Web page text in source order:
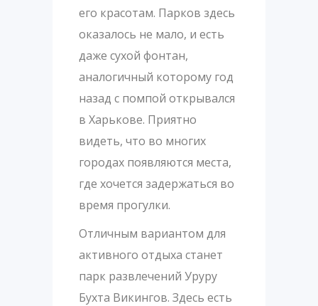
его красотам. Парков здесь
оказалось не мало, и есть
даже сухой фонтан,
аналогичный которому год
назад с помпой открывался
в Харькове. Приятно
видеть, что во многих
городах появляются места,
где хочется задержаться во
время прогулки.
Отличным вариантом для
активного отдыха станет
парк развлечений Уруру
Бухта Викингов. Здесь есть